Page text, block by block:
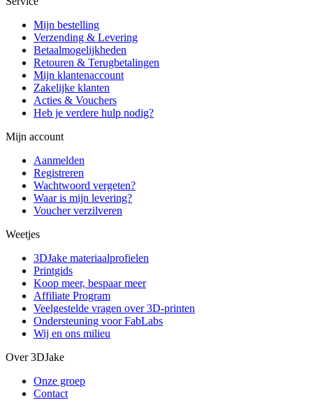
Mijn bestelling
Verzending & Levering
Betaalmogelijkheden
Retouren & Terugbetalingen
Mijn klantenaccount
Zakelijke klanten
Acties & Vouchers
Heb je verdere hulp nodig?
Mijn account
Aanmelden
Registreren
Wachtwoord vergeten?
Waar is mijn levering?
Voucher verzilveren
Weetjes
3DJake materiaalprofielen
Printgids
Koop meer, bespaar meer
Affiliate Program
Veelgestelde vragen over 3D-printen
Ondersteuning voor FabLabs
Wij en ons milieu
Over 3DJake
Onze groep
Contact